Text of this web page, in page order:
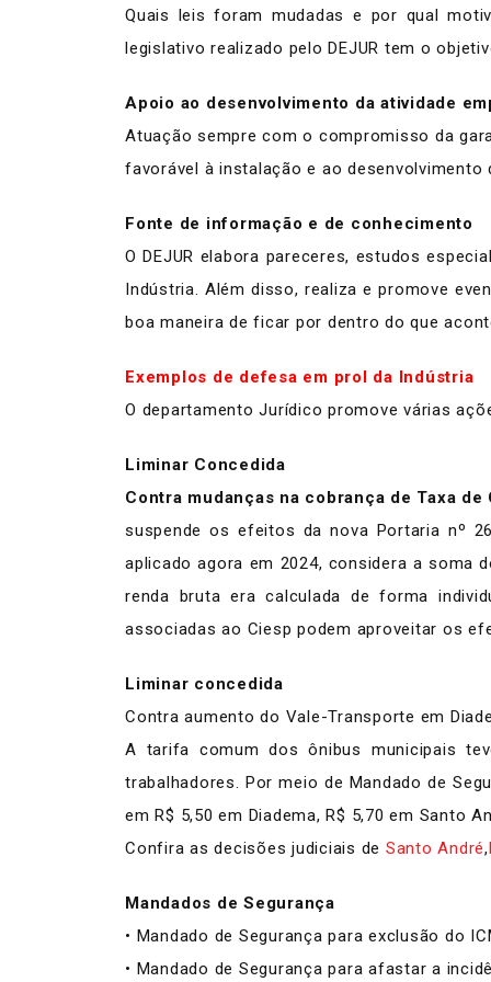
Quais leis foram mudadas e por qual
legislativo realizado pelo DEJUR tem o
Apoio ao desenvolvimento da atividade
Atuação sempre com o compromisso da
favorável à instalação e ao desenvolvimento
Fonte de informação e de conhecimento
O DEJUR elabora pareceres, estudos
Indústria. Além disso, realiza e promove
boa maneira de ficar por dentro do que
Exemplos de defesa em prol da Indústria
O departamento Jurídico promove várias
Liminar Concedida
Contra mudanças na cobrança de Taxa
suspende os efeitos da nova Portaria nº
aplicado agora em 2024, considera a soma
renda bruta era calculada de forma
associadas ao Ciesp podem aproveitar os
Liminar concedida
Contra aumento do Vale-Transporte em
A tarifa comum dos ônibus municipais
trabalhadores. Por meio de Mandado de
em R$ 5,50 em Diadema, R$ 5,70 em Santo
Confira as decisões judiciais de Santo André,
Mandados de Segurança
• Mandado de Segurança para exclusão do
• Mandado de Segurança para afastar a